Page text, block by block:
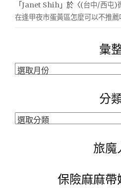
「Janet Shih 」於〈(台中/西屯)
在逢甲夜市蛋黃區怎麼可以不推薦
彙
彙
分
分
旅魔
保險麻麻帶